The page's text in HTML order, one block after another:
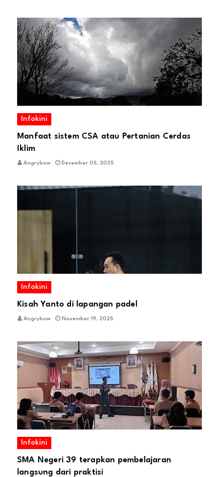
Infokini
Manfaat sistem CSA atau Pertanian Cerdas
Iklim
Angrybow December 05, 2025
Infokini
Kisah Yanto di lapangan padel
Angrybow November 19, 2025
Infokini
SMA Negeri 39 terapkan pembelajaran
langsung dari praktisi